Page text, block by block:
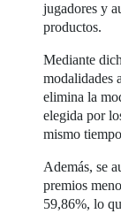
jugadores y
productos.
Mediante
modalidades
elimina la
elegida por
mismo
Además, se
premios
59,86%, lo